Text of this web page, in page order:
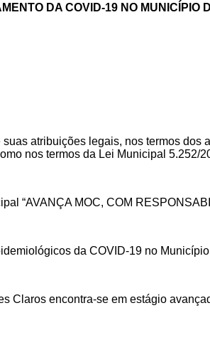
DA COVID-19 NO MUNICÍPIO
atribuições legais, nos termos
nos termos da Lei Municipal 5.252/
“AVANÇA MOC, COM
da COVID-19 no
Claros encontra-se em estágio